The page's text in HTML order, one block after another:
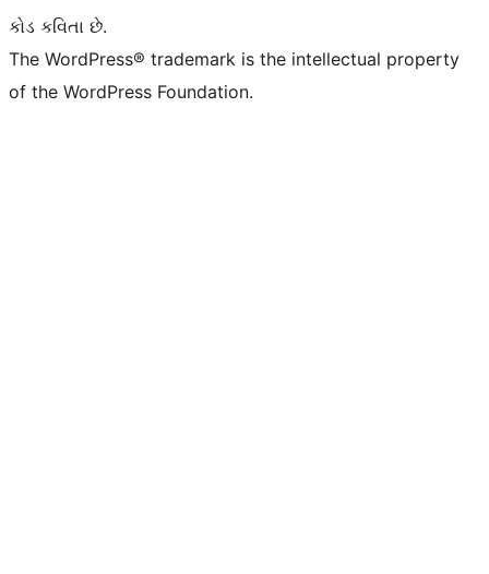
કોડ કવિતા છે.
The WordPress® trademark is the intellectual property
of the WordPress Foundation.